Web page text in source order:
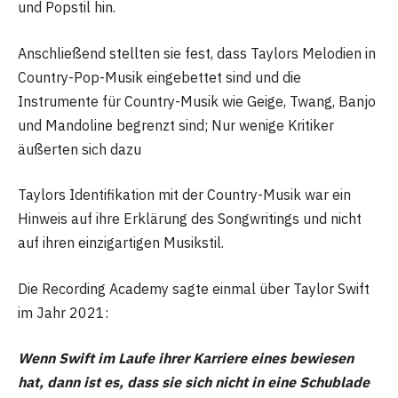
und Popstil hin.
Anschließend stellten sie fest, dass Taylors Melodien in
Country-Pop-Musik eingebettet sind und die
Instrumente für Country-Musik wie Geige, Twang, Banjo
und Mandoline begrenzt sind; Nur wenige Kritiker
äußerten sich dazu
Taylors Identifikation mit der Country-Musik war ein
Hinweis auf ihre Erklärung des Songwritings und nicht
auf ihren einzigartigen Musikstil.
Die Recording Academy sagte einmal über Taylor Swift
im Jahr 2021:
Wenn Swift im Laufe ihrer Karriere eines bewiesen
hat, dann ist es, dass sie sich nicht in eine Schublade